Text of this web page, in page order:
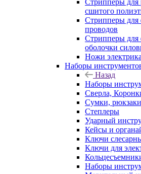
Стрипперы для
сшитого
Cтрипперы для
проводов
Стрипперы для
оболочки
Ножи
Наборы
Назад
Наборы
Сверла,
Сумки,
Степлеры
Ударный
Кейсы и
Ключи
Ключи для
Наборы